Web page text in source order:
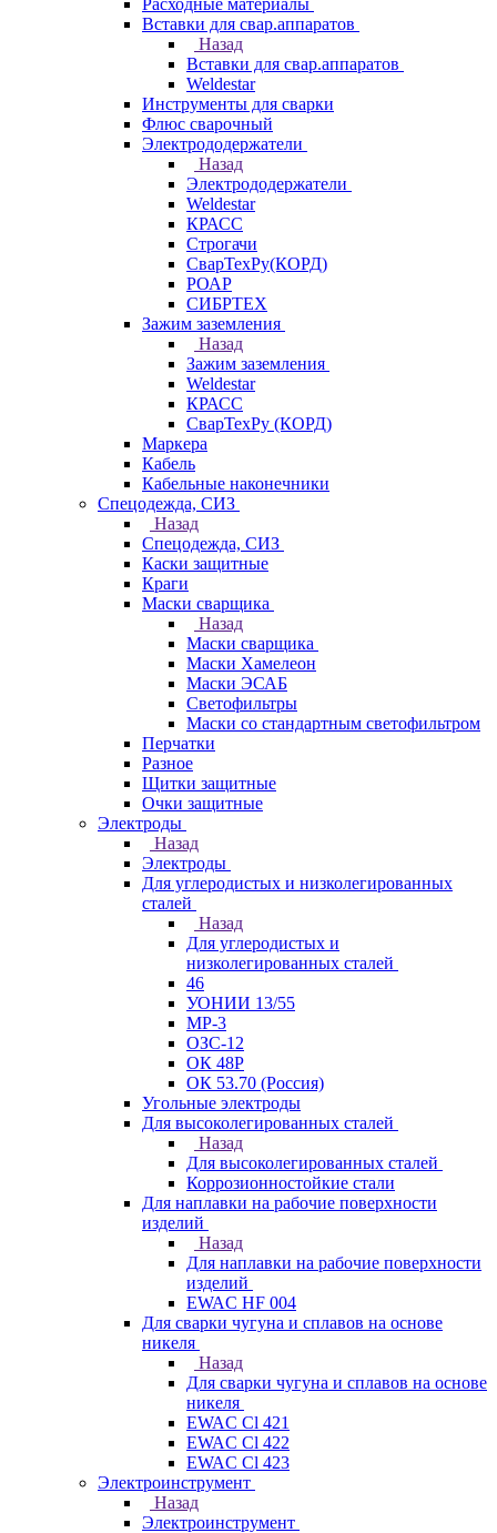
Расходные материалы
Вставки для свар.аппаратов
Назад
Вставки для свар.аппаратов
Weldestar
Инструменты для сварки
Флюс сварочный
Электрододержатели
Назад
Электрододержатели
Weldestar
КРАСС
Строгачи
СварТехРу(КОРД)
РОАР
СИБРТЕХ
Зажим заземления
Назад
Зажим заземления
Weldestar
КРАСС
СварТехРу (КОРД)
Маркера
Кабель
Кабельные наконечники
Спецодежда, СИЗ
Назад
Спецодежда, СИЗ
Каски защитные
Краги
Маски сварщика
Назад
Маски сварщика
Маски Хамелеон
Маски ЭСАБ
Светофильтры
Маски со стандартным светофильтром
Перчатки
Разное
Щитки защитные
Очки защитные
Электроды
Назад
Электроды
Для углеродистых и низколегированных
сталей
Назад
Для углеродистых и
низколегированных сталей
46
УОНИИ 13/55
МР-3
ОЗС-12
ОК 48Р
ОК 53.70 (Россия)
Угольные электроды
Для высоколегированных сталей
Назад
Для высоколегированных сталей
Коррозионностойкие стали
Для наплавки на рабочие поверхности
изделий
Назад
Для наплавки на рабочие поверхности
изделий
EWAC HF 004
Для сварки чугуна и сплавов на основе
никеля
Назад
Для сварки чугуна и сплавов на основе
никеля
EWAC Cl 421
EWAC Cl 422
EWAC Cl 423
Электроинструмент
Назад
Электроинструмент